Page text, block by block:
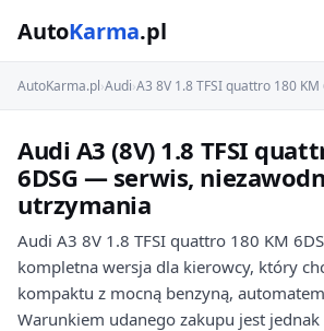
AutoKarma.pl
AutoKarma.pl›Audi›A3 8V 1.8 TFSI quattro 180
Audi A3 (8V) 1.8 TFSI
6DSG — serwis,
utrzymania
Audi A3 8V 1.8 TFSI quattro 180 KM
kompletna wersja dla kierowcy, który
kompaktu z mocną benzyną,
Warunkiem udanego zakupu jest jednak